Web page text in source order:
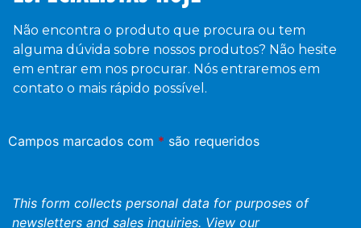
Não encontra o produto que procura ou tem
alguma dúvida sobre nossos produtos? Não hesite
em entrar em nos procurar. Nós entraremos em
contato o mais rápido possível.
Campos marcados com * são requeridos
This form collects personal data for purposes of
newsletters and sales inquiries. View our